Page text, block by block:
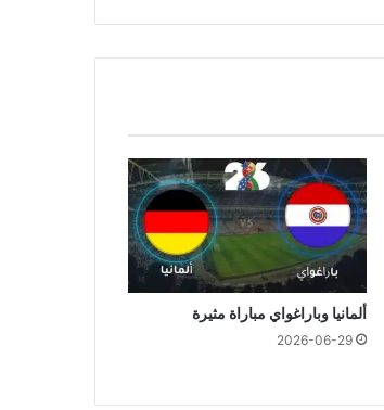
ألمانيا وباراغواي مباراة مثيرة
2026-06-29